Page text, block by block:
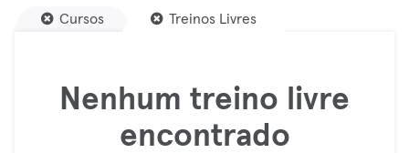
Cursos Treinos Livres
Nenhum treino livre
encontrado